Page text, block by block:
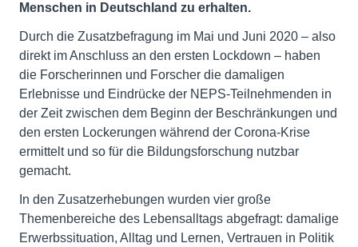
Menschen in Deutschland zu erhalten.
Durch die Zusatzbefragung im Mai und Juni 2020 – also
direkt im Anschluss an den ersten Lockdown – haben
die Forscherinnen und Forscher die damaligen
Erlebnisse und Eindrücke der NEPS-Teilnehmenden in
der Zeit zwischen dem Beginn der Beschränkungen und
den ersten Lockerungen während der Corona-Krise
ermittelt und so für die Bildungsforschung nutzbar
gemacht.
In den Zusatzerhebungen wurden vier große
Themenbereiche des Lebensalltags abgefragt: damalige
Erwerbssituation, Alltag und Lernen, Vertrauen in Politik